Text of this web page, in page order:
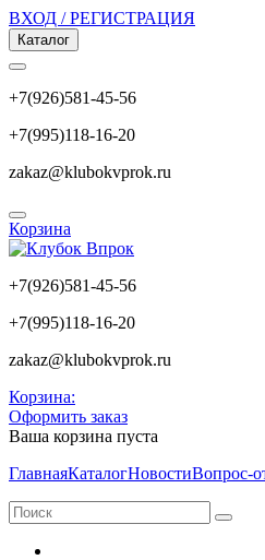
ВХОД / РЕГИСТРАЦИЯ
Каталог
+7(926)581-45-56
+7(995)118-16-20
zakaz@klubokvprok.ru
Корзина
+7(926)581-45-56
+7(995)118-16-20
zakaz@klubokvprok.ru
Корзина:
Оформить заказ
Ваша корзина пуста
ГлавнаяКаталогНовостиВопрос-